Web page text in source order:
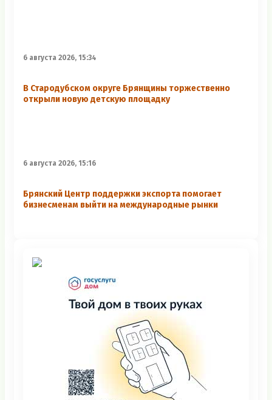
6 августа 2026, 15:34
В Стародубском округе Брянщины торжественно
открыли новую детскую площадку
6 августа 2026, 15:16
Брянский Центр поддержки экспорта помогает
бизнесменам выйти на международные рынки